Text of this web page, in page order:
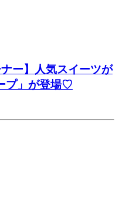
ー】人気スイーツが
プ」が登場♡